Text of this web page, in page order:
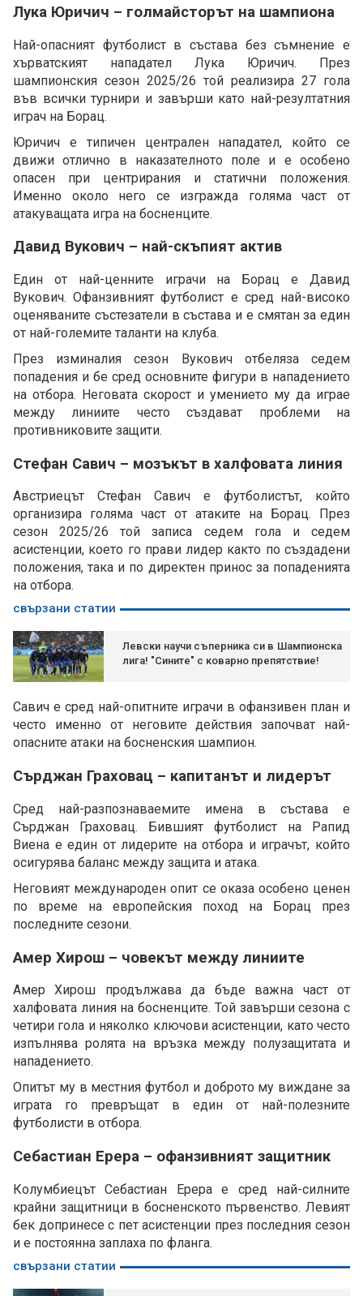
Лука Юричич – голмайсторът на шампиона
Най-опасният футболист в състава без съмнение е
хърватският нападател Лука Юричич. През
шампионския сезон 2025/26 той реализира 27 гола
във всички турнири и завърши като най-резултатния
играч на Борац.
Юричич е типичен централен нападател, който се
движи отлично в наказателното поле и е особено
опасен при центрирания и статични положения.
Именно около него се изгражда голяма част от
атакуващата игра на босненците.
Давид Вукович – най-скъпият актив
Един от най-ценните играчи на Борац е Давид
Вукович. Офанзивният футболист е сред най-високо
оценяваните състезатели в състава и е смятан за един
от най-големите таланти на клуба.
През изминалия сезон Вукович отбеляза седем
попадения и бе сред основните фигури в нападението
на отбора. Неговата скорост и умението му да играе
между линиите често създават проблеми на
противниковите защити.
Стефан Савич – мозъкът в халфовата линия
Австриецът Стефан Савич е футболистът, който
организира голяма част от атаките на Борац. През
сезон 2025/26 той записа седем гола и седем
асистенции, което го прави лидер както по създадени
положения, така и по директен принос за попаденията
на отбора.
свързани статии
Левски научи съперника си в Шампионска
лига! "Сините" с коварно препятствие!
Савич е сред най-опитните играчи в офанзивен план и
често именно от неговите действия започват най-
опасните атаки на босненския шампион.
Сърджан Граховац – капитанът и лидерът
Сред най-разпознаваемите имена в състава е
Сърджан Граховац. Бившият футболист на Рапид
Виена е един от лидерите на отбора и играчът, който
осигурява баланс между защита и атака.
Неговият международен опит се оказа особено ценен
по време на европейския поход на Борац през
последните сезони.
Амер Хирош – човекът между линиите
Амер Хирош продължава да бъде важна част от
халфовата линия на босненците. Той завърши сезона с
четири гола и няколко ключови асистенции, като често
изпълнява ролята на връзка между полузащитата и
нападението.
Опитът му в местния футбол и доброто му виждане за
играта го превръщат в един от най-полезните
футболисти в отбора.
Себастиан Ерера – офанзивният защитник
Колумбиецът Себастиан Ерера е сред най-силните
крайни защитници в босненското първенство. Левият
бек допринесе с пет асистенции през последния сезон
и е постоянна заплаха по фланга.
свързани статии